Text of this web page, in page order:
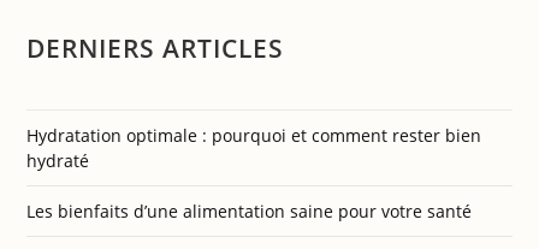
DERNIERS ARTICLES
Hydratation optimale : pourquoi et comment rester bien
hydraté
Les bienfaits d’une alimentation saine pour votre santé